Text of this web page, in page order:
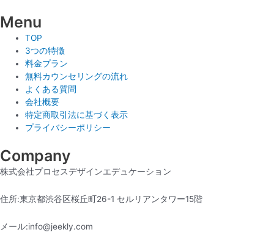
Menu
TOP
3つの特徴
料金プラン
無料カウンセリングの流れ
よくある質問
会社概要
特定商取引法に基づく表示
プライバシーポリシー
Company
株式会社プロセスデザインエデュケーション
住所:東京都渋谷区桜丘町26-1 セルリアンタワー15階
メール:info@jeekly.com